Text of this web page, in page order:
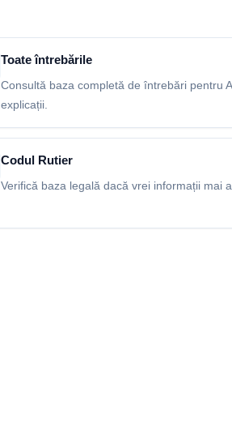
Toate întrebările
Consultă baza completă de întrebări pentru
explicații.
Codul Rutier
Verifică baza legală dacă vrei informații mai